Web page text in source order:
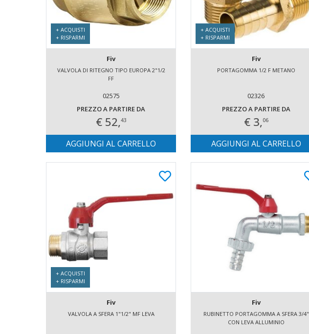
+ ACQUISTI
+ RISPARMI
Fiv
VALVOLA DI RITEGNO TIPO EUROPA 2"1/2
FF
02575
PREZZO A PARTIRE DA
€ 52,43
AGGIUNGI AL CARRELLO
+ ACQUISTI
+ RISPARMI
Fiv
PORTAGOMMA 1/2 F METANO
02326
PREZZO A PARTIRE DA
€ 3,06
AGGIUNGI AL CARRELLO
+ ACQUISTI
+ RISPARMI
Fiv
VALVOLA A SFERA 1"1/2" MF LEVA
Fiv
RUBINETTO PORTAGOMMA A SFERA 3/4"
CON LEVA ALLUMINIO